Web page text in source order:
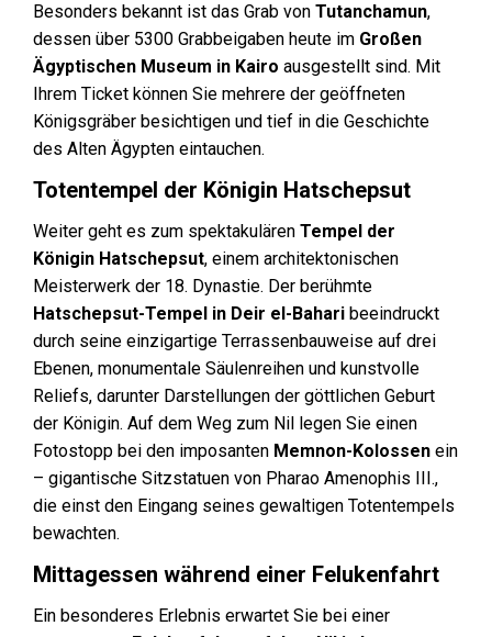
Besonders bekannt ist das Grab von Tutanchamun,
dessen über 5300 Grabbeigaben heute im Großen
Ägyptischen Museum in Kairo ausgestellt sind. Mit
Ihrem Ticket können Sie mehrere der geöffneten
Königsgräber besichtigen und tief in die Geschichte
des Alten Ägypten eintauchen.
Totentempel der Königin Hatschepsut
Weiter geht es zum spektakulären Tempel der
Königin Hatschepsut, einem architektonischen
Meisterwerk der 18. Dynastie. Der berühmte
Hatschepsut-Tempel in Deir el-Bahari beeindruckt
durch seine einzigartige Terrassenbauweise auf drei
Ebenen, monumentale Säulenreihen und kunstvolle
Reliefs, darunter Darstellungen der göttlichen Geburt
der Königin. Auf dem Weg zum Nil legen Sie einen
Fotostopp bei den imposanten Memnon-Kolossen ein
– gigantische Sitzstatuen von Pharao Amenophis III.,
die einst den Eingang seines gewaltigen Totentempels
bewachten.
Mittagessen während einer Felukenfahrt
Ein besonderes Erlebnis erwartet Sie bei einer